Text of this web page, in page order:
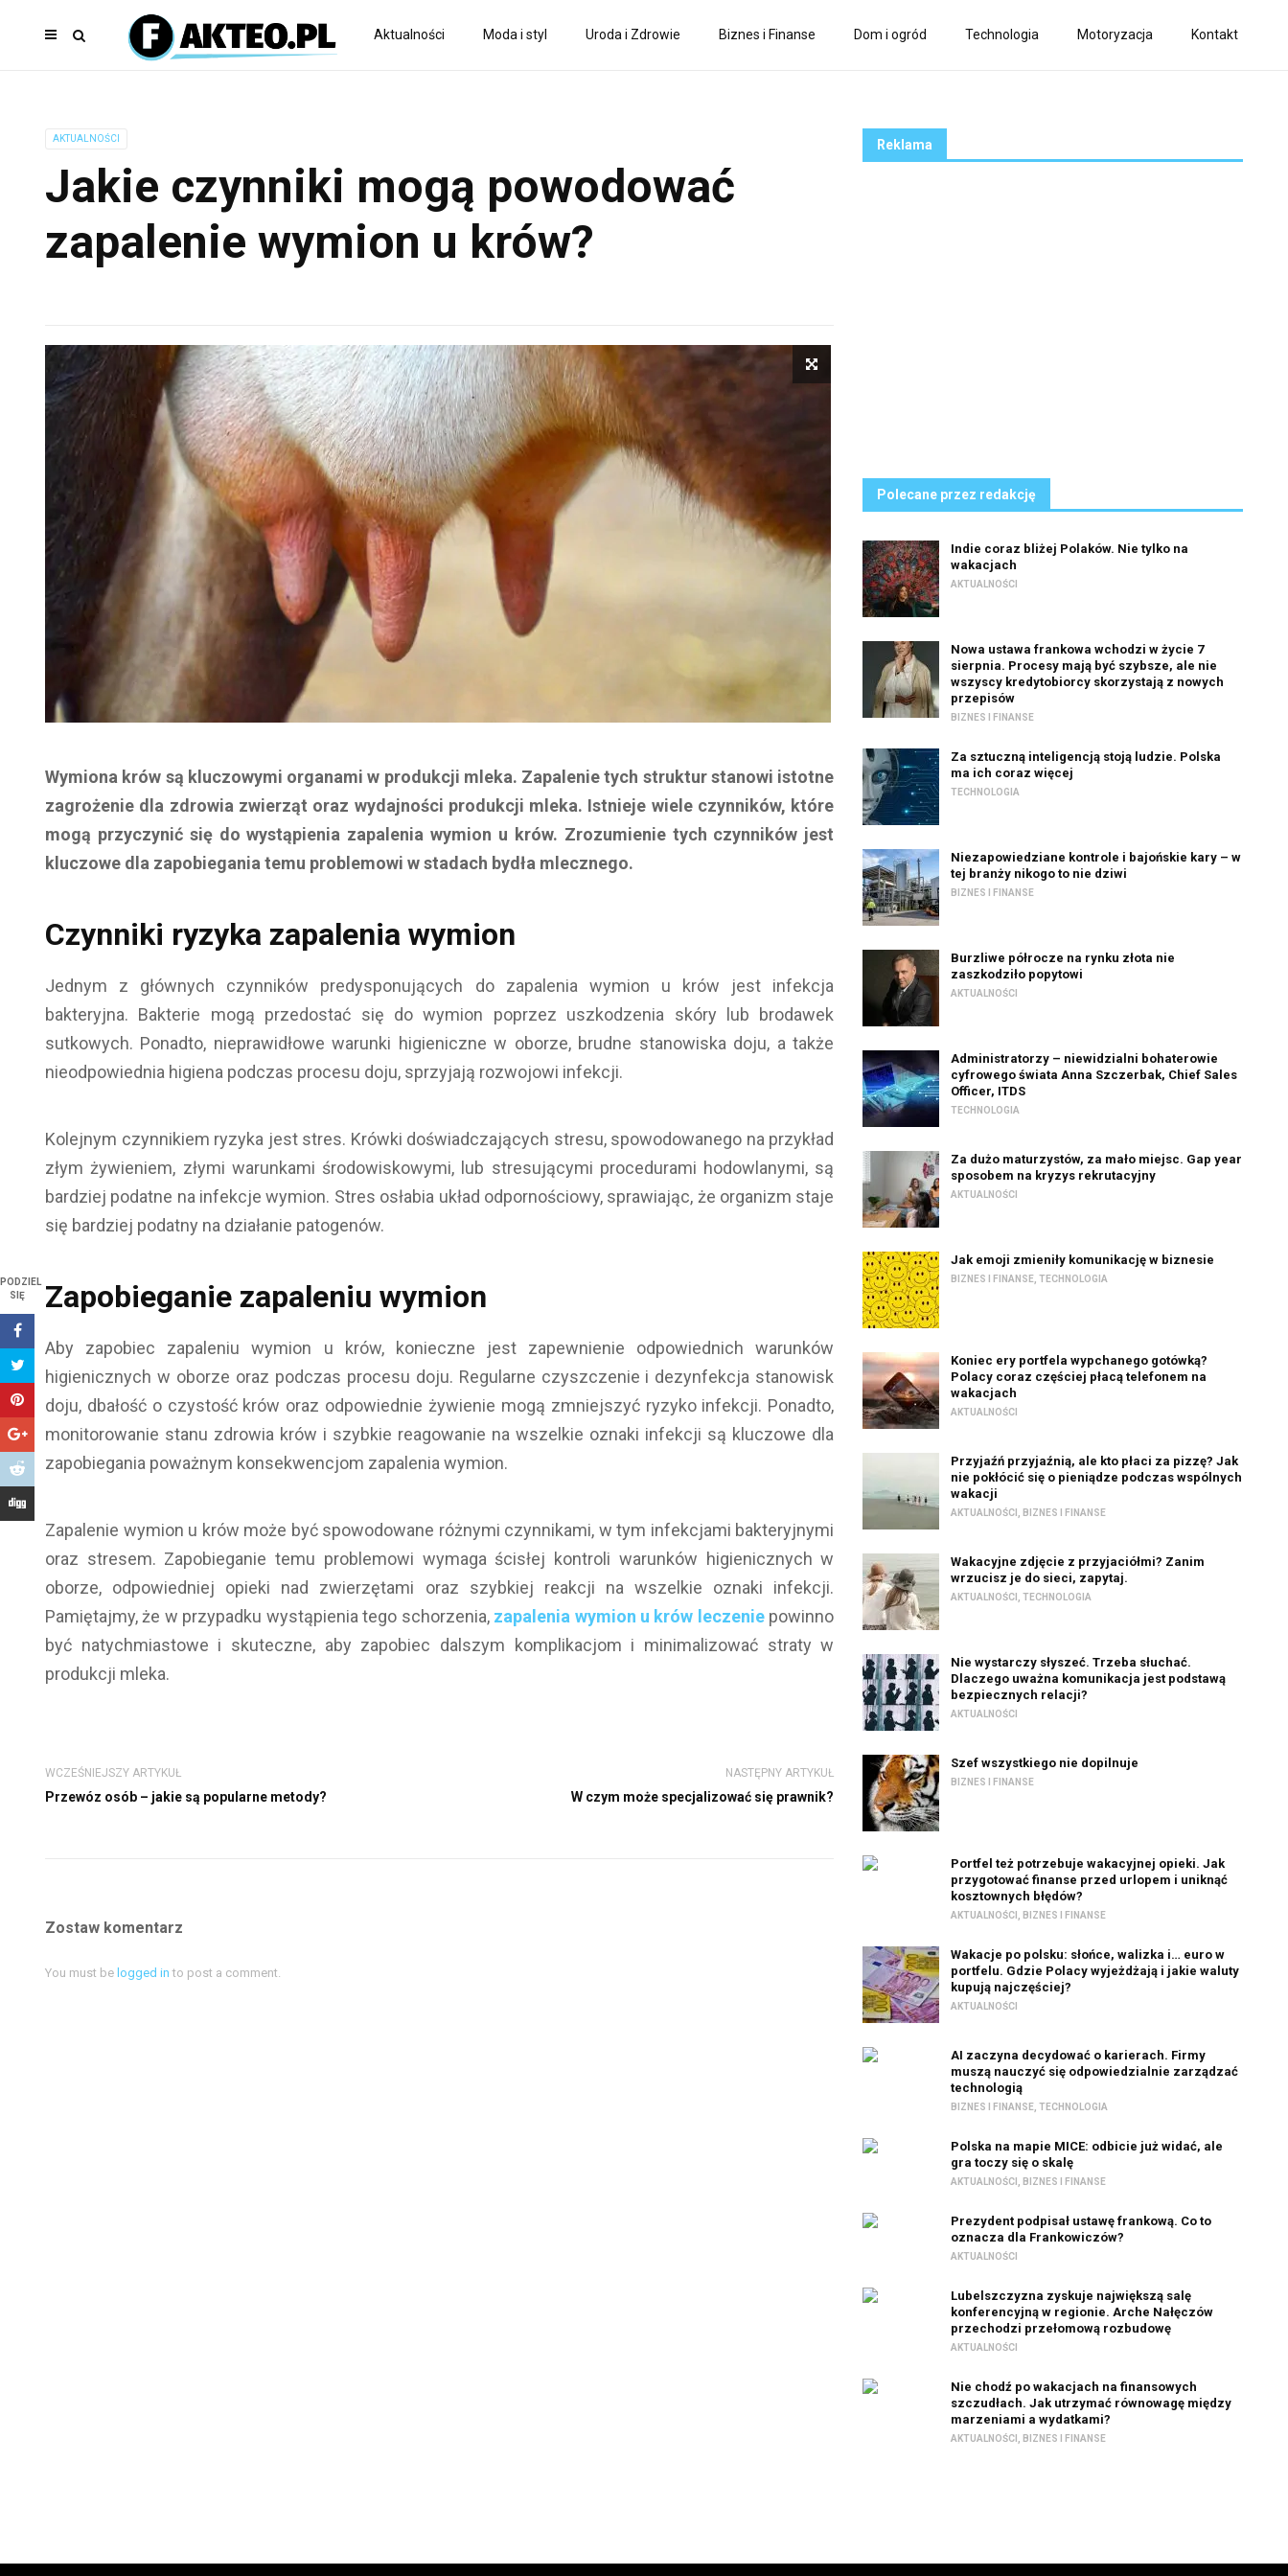
Aktualności Moda i styl Uroda i Zdrowie Biznes i Finanse Dom i ogród Technologia Motoryzacja Kontakt
AKTUALNOŚCI
Jakie czynniki mogą powodować
zapalenie wymion u krów?
PODZIEL
SIĘ
Wymiona krów są kluczowymi organami w produkcji mleka. Zapalenie tych struktur stanowi istotne
zagrożenie dla zdrowia zwierząt oraz wydajności produkcji mleka. Istnieje wiele czynników, które
mogą przyczynić się do wystąpienia zapalenia wymion u krów. Zrozumienie tych czynników jest
kluczowe dla zapobiegania temu problemowi w stadach bydła mlecznego.
Czynniki ryzyka zapalenia wymion
Jednym z głównych czynników predysponujących do zapalenia wymion u krów jest infekcja
bakteryjna. Bakterie mogą przedostać się do wymion poprzez uszkodzenia skóry lub brodawek
sutkowych. Ponadto, nieprawidłowe warunki higieniczne w oborze, brudne stanowiska doju, a także
nieodpowiednia higiena podczas procesu doju, sprzyjają rozwojowi infekcji.
Kolejnym czynnikiem ryzyka jest stres. Krówki doświadczających stresu, spowodowanego na przykład
złym żywieniem, złymi warunkami środowiskowymi, lub stresującymi procedurami hodowlanymi, są
bardziej podatne na infekcje wymion. Stres osłabia układ odpornościowy, sprawiając, że organizm staje
się bardziej podatny na działanie patogenów.
Zapobieganie zapaleniu wymion
Aby zapobiec zapaleniu wymion u krów, konieczne jest zapewnienie odpowiednich warunków
higienicznych w oborze oraz podczas procesu doju. Regularne czyszczenie i dezynfekcja stanowisk
doju, dbałość o czystość krów oraz odpowiednie żywienie mogą zmniejszyć ryzyko infekcji. Ponadto,
monitorowanie stanu zdrowia krów i szybkie reagowanie na wszelkie oznaki infekcji są kluczowe dla
zapobiegania poważnym konsekwencjom zapalenia wymion.
Zapalenie wymion u krów może być spowodowane różnymi czynnikami, w tym infekcjami bakteryjnymi
oraz stresem. Zapobieganie temu problemowi wymaga ścisłej kontroli warunków higienicznych w
oborze, odpowiedniej opieki nad zwierzętami oraz szybkiej reakcji na wszelkie oznaki infekcji.
Pamiętajmy, że w przypadku wystąpienia tego schorzenia, zapalenia wymion u krów leczeniepowinno
być natychmiastowe i skuteczne, aby zapobiec dalszym komplikacjom i minimalizować straty w
produkcji mleka.
WCZEŚNIEJSZY ARTYKUŁ
Przewóz osób – jakie są popularne metody?
NASTĘPNY ARTYKUŁ
W czym może specjalizować się prawnik?
Zostaw komentarz
You must be logged in to post a comment.
Reklama
Polecane przez redakcję
Indie coraz bliżej Polaków. Nie tylko na
wakacjach
AKTUALNOŚCI
Nowa ustawa frankowa wchodzi w życie 7
sierpnia. Procesy mają być szybsze, ale nie
wszyscy kredytobiorcy skorzystają z nowych
przepisów
BIZNES I FINANSE
Za sztuczną inteligencją stoją ludzie. Polska
ma ich coraz więcej
TECHNOLOGIA
Niezapowiedziane kontrole i bajońskie kary – w
tej branży nikogo to nie dziwi
BIZNES I FINANSE
Burzliwe półrocze na rynku złota nie
zaszkodziło popytowi
AKTUALNOŚCI
Administratorzy – niewidzialni bohaterowie
cyfrowego świata Anna Szczerbak, Chief Sales
Officer, ITDS
TECHNOLOGIA
Za dużo maturzystów, za mało miejsc. Gap year
sposobem na kryzys rekrutacyjny
AKTUALNOŚCI
Jak emoji zmieniły komunikację w biznesie
BIZNES I FINANSE ,TECHNOLOGIA
Koniec ery portfela wypchanego gotówką?
Polacy coraz częściej płacą telefonem na
wakacjach
AKTUALNOŚCI
Przyjaźń przyjaźnią, ale kto płaci za pizzę? Jak
nie pokłócić się o pieniądze podczas wspólnych
wakacji
AKTUALNOŚCI BIZNES I FINANSE
Wakacyjne zdjęcie z przyjaciółmi? Zanim
wrzucisz je do sieci, zapytaj.
AKTUALNOŚCI ,TECHNOLOGIA
Nie wystarczy słyszeć. Trzeba słuchać.
Dlaczego uważna komunikacja jest podstawą
bezpiecznych relacji?
AKTUALNOŚCI
Szef wszystkiego nie dopilnuje
BIZNES I FINANSE
Portfel też potrzebuje wakacyjnej opieki. Jak
przygotować finanse przed urlopem i uniknąć
kosztownych błędów?
AKTUALNOŚCI BIZNES I FINANSE
Wakacje po polsku: słońce, walizka i… euro w
portfelu. Gdzie Polacy wyjeżdżają i jakie waluty
kupują najczęściej?
AKTUALNOŚCI
AI zaczyna decydować o karierach. Firmy
muszą nauczyć się odpowiedzialnie zarządzać
technologią
BIZNES I FINANSE ,TECHNOLOGIA
Polska na mapie MICE: odbicie już widać, ale
gra toczy się o skalę
AKTUALNOŚCI BIZNES I FINANSE
Prezydent podpisał ustawę frankową. Co to
oznacza dla Frankowiczów?
AKTUALNOŚCI
Lubelszczyzna zyskuje największą salę
konferencyjną w regionie. Arche Nałęczów
przechodzi przełomową rozbudowę
AKTUALNOŚCI
Nie chodź po wakacjach na finansowych
szczudłach. Jak utrzymać równowagę między
marzeniami a wydatkami?
AKTUALNOŚCI BIZNES I FINANSE